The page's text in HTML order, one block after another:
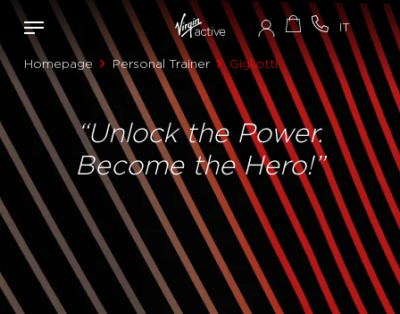
Homepage Personal Trainer Gigliotti
“Unlock the Power.
Become the Hero!”